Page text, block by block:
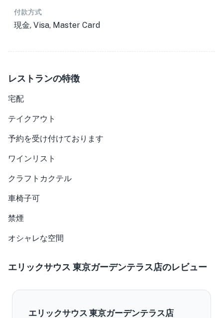
付款方式
現金, Visa, Master Card
レストランの特徴
宅配
テイクアウト
予約を受け付けております
ワインリスト
クラフトカクテル
車椅子可
禁煙
オシャレな空間
エリックサウス 東京ガーデンテラス店のレビュー
エリックサウス 東京ガーデンテラス店